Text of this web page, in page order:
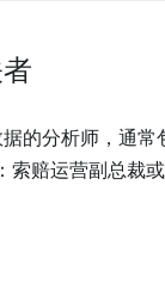
的分析师，通
索赔运营副总裁